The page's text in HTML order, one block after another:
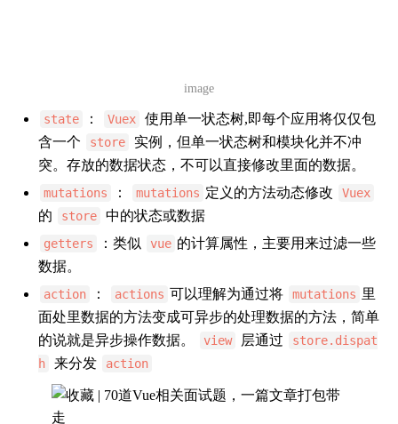
image
state ： Vuex
使用单一状态树,即每个应用将仅仅包
含一个
store
实例，但单一状态树和模块化并不冲
突。存放的数据状态，不可以直接修改里面的数据。
mutations ： mutations 定义的方法动态修改 Vuex
的 store 中的状态或数据
getters ：类似 vue 的计算属性，主要用来过滤一些
数据。
action ： actions 可以理解为通过将 mutations 里
面处里数据的方法变成可异步的处理数据的方法，简单
的说就是异步操作数据。
view 层通过
store.dispat
h
来分发 action